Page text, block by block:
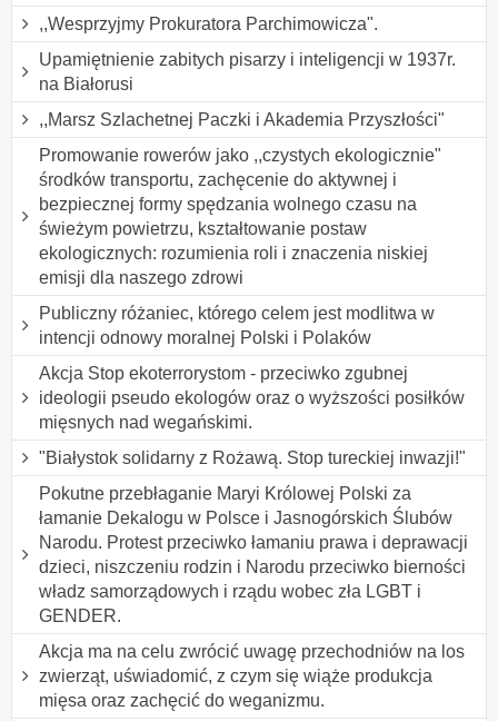
,,Wesprzyjmy Prokuratora Parchimowicza".
Upamiętnienie zabitych pisarzy i inteligencji w 1937r.
na Białorusi
,,Marsz Szlachetnej Paczki i Akademia Przyszłości"
Promowanie rowerów jako ,,czystych ekologicznie"
środków transportu, zachęcenie do aktywnej i
bezpiecznej formy spędzania wolnego czasu na
świeżym powietrzu, kształtowanie postaw
ekologicznych: rozumienia roli i znaczenia niskiej
emisji dla naszego zdrowi
Publiczny różaniec, którego celem jest modlitwa w
intencji odnowy moralnej Polski i Polaków
Akcja Stop ekoterrorystom - przeciwko zgubnej
ideologii pseudo ekologów oraz o wyższości posiłków
mięsnych nad wegańskimi.
"Białystok solidarny z Rożawą. Stop tureckiej inwazji!"
Pokutne przebłaganie Maryi Królowej Polski za
łamanie Dekalogu w Polsce i Jasnogórskich Ślubów
Narodu. Protest przeciwko łamaniu prawa i deprawacji
dzieci, niszczeniu rodzin i Narodu przeciwko bierności
władz samorządowych i rządu wobec zła LGBT i
GENDER.
Akcja ma na celu zwrócić uwagę przechodniów na los
zwierząt, uświadomić, z czym się wiąże produkcja
mięsa oraz zachęcić do weganizmu.